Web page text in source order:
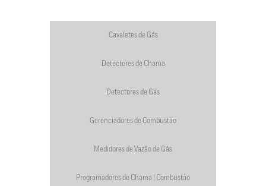
Cavaletes de Gás
Detectores de Chama
Detectores de Gás
Gerenciadores de Combustão
Medidores de Vazão de Gás
Programadores de Chama | Combustão